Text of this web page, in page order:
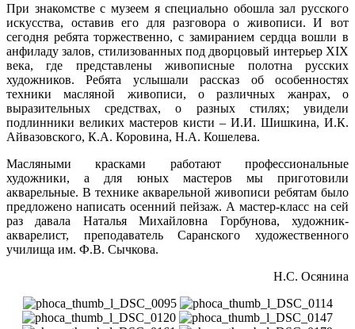
При знакомстве с музеем я специально обошла зал русского
искусства, оставив его для разговора о живописи. И вот
сегодня ребята торжественно, с замиранием сердца вошли в
анфиладу залов, стилизованных под дворцовый интерьер XIX
века, где представлены живописные полотна русских
художников. Ребята услышали рассказ об особенностях
техники масляной живописи, о различных жанрах, о
выразительных средствах, о разных стилях; увидели
подлинники великих мастеров кисти – И.И. Шишкина, И.К.
Айвазовского, К.А. Коровина, Н.А. Кошелева.
Масляными красками работают профессиональные
художники, а для юных мастеров мы приготовили
акварельные. В технике акварельной живописи ребятам было
предложено написать осенний пейзаж. А мастер-класс на сей
раз давала Наталья Михайловна Горбунова, художник-
акварелист, преподаватель Саранского художественного
училища им. Ф.В. Сычкова.
Н.С. Осянина